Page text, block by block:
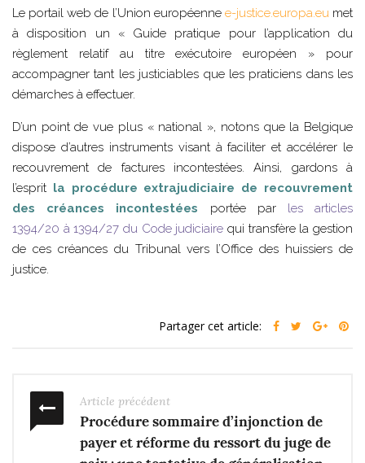
Le portail web de l’Union européenne e-justice.europa.eumet
à disposition un « Guide pratique pour l’application du
règlement relatif au titre exécutoire européen » pour
accompagner tant les justiciables que les praticiens dans les
démarches à effectuer.
D’un point de vue plus « national », notons que la Belgique
dispose d’autres instruments visant à faciliter et accélérer le
recouvrement de factures incontestées. Ainsi, gardons à
l’esprit la procédure extrajudiciaire de recouvrement
des créances incontestées portée par les articles
1394/20 à 1394/27 du Code judiciaire qui transfère la gestion
de ces créances du Tribunal vers l’Office des huissiers de
justice.
Partager cet article:
Article précédent
Procédure sommaire d’injonction de
payer et réforme du ressort du juge de